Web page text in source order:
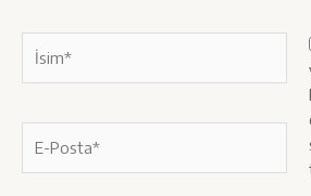
Posta*